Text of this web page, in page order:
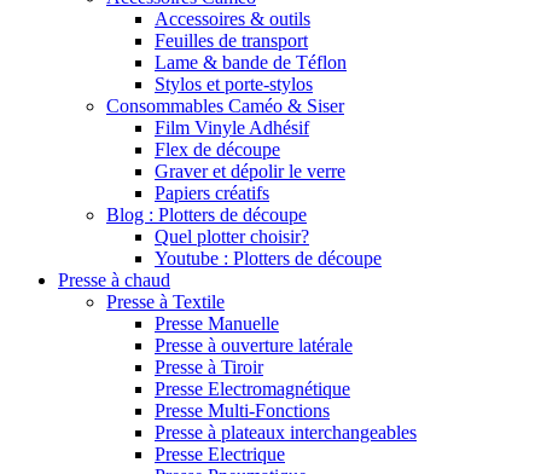
Accessoires & outils
Feuilles de transport
Lame & bande de Téflon
Stylos et porte-stylos
Consommables Caméo & Siser
Film Vinyle Adhésif
Flex de découpe
Graver et dépolir le verre
Papiers créatifs
Blog : Plotters de découpe
Quel plotter choisir?
Youtube : Plotters de découpe
Presse à chaud
Presse à Textile
Presse Manuelle
Presse à ouverture latérale
Presse à Tiroir
Presse Electromagnétique
Presse Multi-Fonctions
Presse à plateaux interchangeables
Presse Electrique